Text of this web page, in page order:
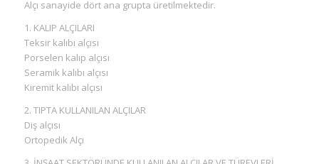
Alçı sanayide dört ana grupta üretilmektedir.
1. KALIP ALÇILARI
Teksir kalıbı alçısı
Porselen kalıp alçısı
Seramik kalıbı alçısı
Kiremit kalıbı alçısı
2. TIPTA KULLANILAN ALÇILAR
Diş alçısı
Ortopedik Alçı